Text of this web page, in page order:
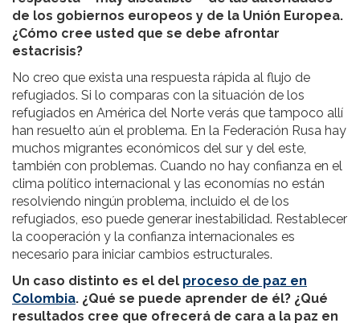
de los gobiernos europeos y de la Unión Europea.
¿Cómo cree usted que se debe afrontar
estacrisis?
No creo que exista una respuesta rápida al flujo de
refugiados. Si lo comparas con la situación de los
refugiados en América del Norte verás que tampoco allí
han resuelto aún el problema. En la Federación Rusa hay
muchos migrantes económicos del sur y del este,
también con problemas. Cuando no hay confianza en el
clima político internacional y las economías no están
resolviendo ningún problema, incluido el de los
refugiados, eso puede generar inestabilidad. Restablecer
la cooperación y la confianza internacionales es
necesario para iniciar cambios estructurales.
Un caso distinto es el del proceso de paz en
Colombia. ¿Qué se puede aprender de él? ¿Qué
resultados cree que ofrecerá de cara a la paz en